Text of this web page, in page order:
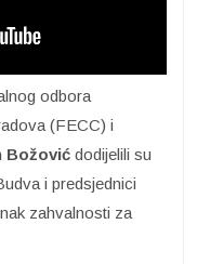
odbora
(FECC) i
Božović dodijelili su
i predsjednici
zahvalnosti za